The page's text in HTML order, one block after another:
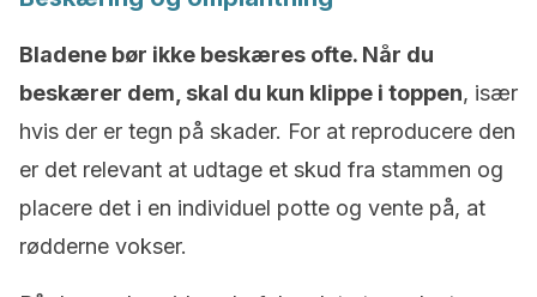
Bladene bør ikke beskæres ofte. Når du
beskærer dem, skal du kun klippe i toppen, især
hvis der er tegn på skader. For at reproducere den
er det relevant at udtage et skud fra stammen og
placere det i en individuel potte og vente på, at
rødderne vokser.